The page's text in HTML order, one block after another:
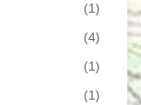
(1)
(4)
(1)
(1)